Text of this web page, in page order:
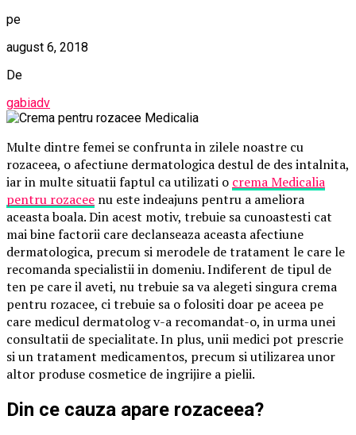
pe
august 6, 2018
De
gabiadv
Multe dintre femei se confrunta in zilele noastre cu
rozaceea, o afectiune dermatologica destul de des intalnita,
iar in multe situatii faptul ca utilizati o crema Medicalia
pentru rozacee nu este indeajuns pentru a ameliora
aceasta boala.Din acest motiv, trebuie sa cunoastesti cat
mai bine factorii care declanseaza aceasta afectiune
dermatologica, precum si merodele de tratament le care le
recomanda specialistii in domeniu. Indiferent de tipul de
ten pe care il aveti, nu trebuie sa va alegeti singura crema
pentru rozacee, ci trebuie sa o folositi doar pe aceea pe
care medicul dermatolog v-a recomandat-o, in urma unei
consultatii de specialitate. In plus, unii medici pot prescrie
si un tratament medicamentos, precum si utilizarea unor
altor produse cosmetice de ingrijire a pielii.
Din ce cauza apare rozaceea?